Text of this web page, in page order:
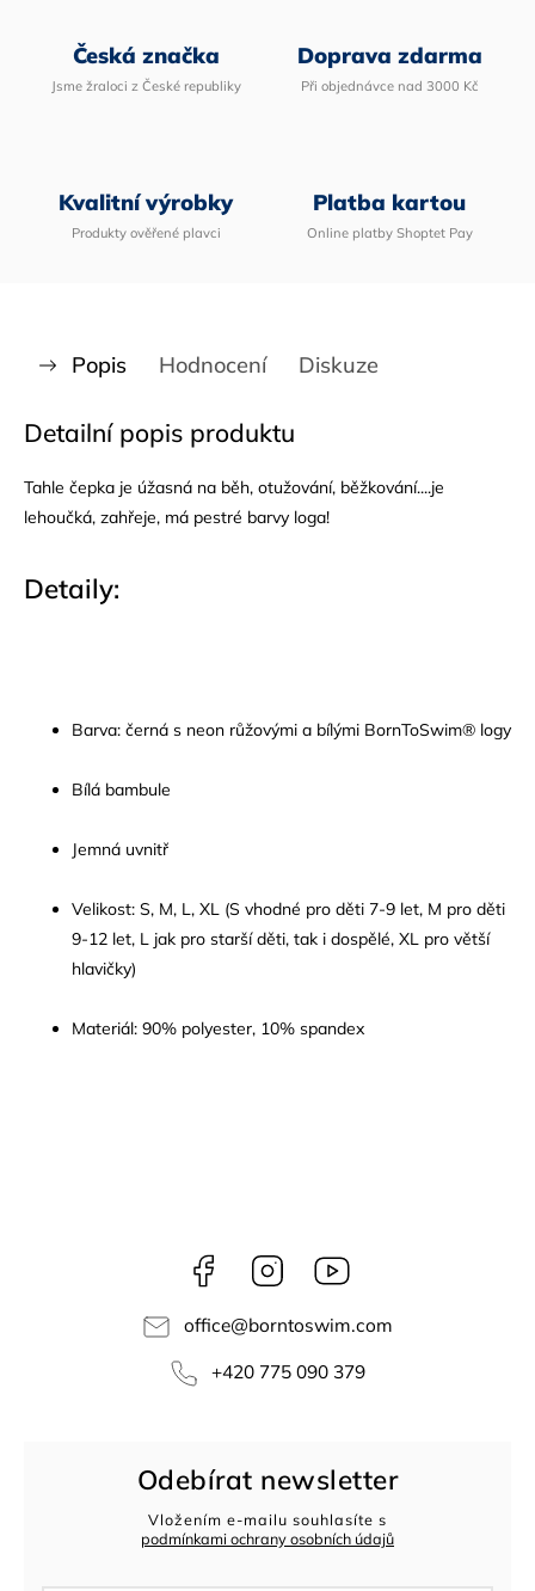
Česká značka
Jsme žraloci z České republiky
Doprava zdarma
Při objednávce nad 3000 Kč
Kvalitní výrobky
Produkty ověřené plavci
Platba kartou
Online platby Shoptet Pay
Popis Hodnocení Diskuze
Detailní popis produktu
Tahle čepka je úžasná na běh, otužování, běžkování....je
lehoučká, zahřeje, má pestré barvy loga!
Detaily:
Barva: černá s neon růžovými a bílými BornToSwim® logy
Bílá bambule
Jemná uvnitř
Velikost: S, M, L, XL (S vhodné pro děti 7-9 let, M pro děti
9-12 let, L jak pro starší děti, tak i dospělé, XL pro větší
hlavičky)
Materiál: 90% polyester, 10% spandex
Facebook Instagram
office@borntoswim.com
+420 775 090 379
Odebírat newsletter
Vložením e-mailu souhlasíte s
podmínkami ochrany osobních údajů